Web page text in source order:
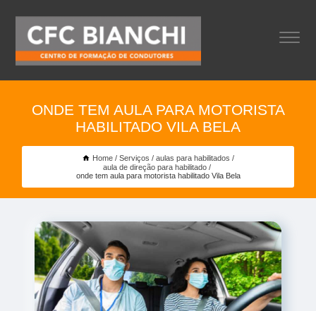
ONDE TEM AULA PARA MOTORISTA
HABILITADO VILA BELA
Home Serviços
aulas para habilitados
aula de direção para habilitado
onde tem aula para motorista habilitado Vila Bela